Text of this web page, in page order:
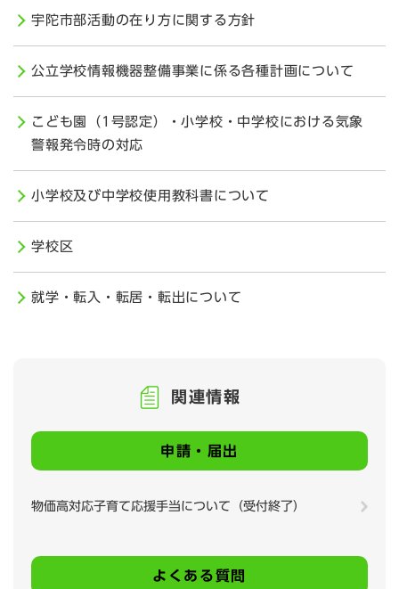
宇陀市部活動の在り方に関する方針
公立学校情報機器整備事業に係る各種計画について
こども園（1号認定）・小学校・中学校における気象
警報発令時の対応
小学校及び中学校使用教科書について
学校区
就学・転入・転居・転出について
関連情報
申請・届出
物価高対応子育て応援手当について（受付終了）
よくある質問